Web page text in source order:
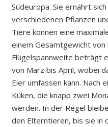
Südeuropa. Sie ernährt
verschiedenen Pflanzen
Tiere können eine
einem Gesamtgewicht
Flügelspannweite beträgt
von März bis April, wobei
Eier umfassen kann. Nach
Küken, die knapp zwei
werden. In der Regel
den Elterntieren, bis sie in